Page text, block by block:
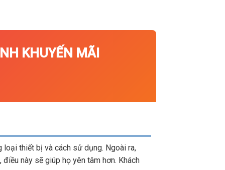
KHUYẾN MÃI
thiết bị và cách sử dụng. Ngoài ra,
này sẽ giúp họ yên tâm hơn. Khách